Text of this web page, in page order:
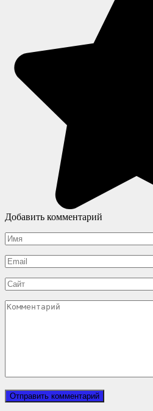
Добавить комментарий
Имя
*
Email
*
Сайт
Комментарий